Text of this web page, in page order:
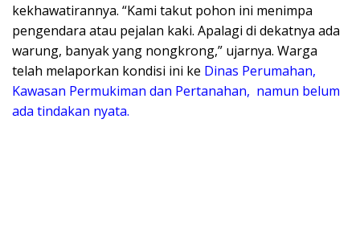
kekhawatirannya. “Kami takut pohon ini menimpa
pengendara atau pejalan kaki. Apalagi di dekatnya ada
warung, banyak yang nongkrong,” ujarnya. Warga
telah melaporkan kondisi ini ke Dinas Perumahan,
Kawasan Permukiman dan Pertanahan, namun belum
ada tindakan nyata.